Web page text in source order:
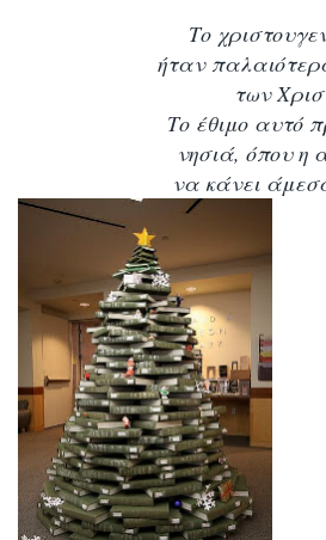
Το
ήταν
των
Το έθιμο αυτό
νησιά, όπου η
να κάνει